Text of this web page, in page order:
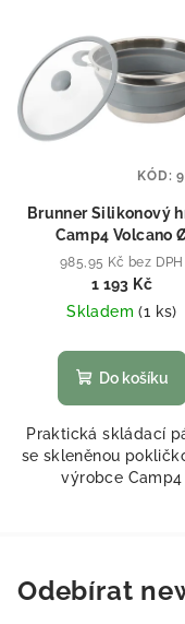
Brunner Silikonový
Camp4 Volcano
24x4,5/14,5cm
985,95 Kč bez DPH
1 193 Kč
Skladem(1 ks)
Do košíku
Praktická skládací
se skleněnou
výrobce Camp4
KÓD:
Odebírat